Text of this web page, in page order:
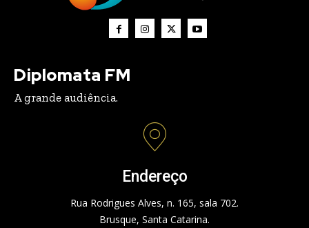
Diplomata FM
A grande audiência.
Endereço
Rua Rodrigues Alves, n. 165, sala 702.
Brusque, Santa Catarina.